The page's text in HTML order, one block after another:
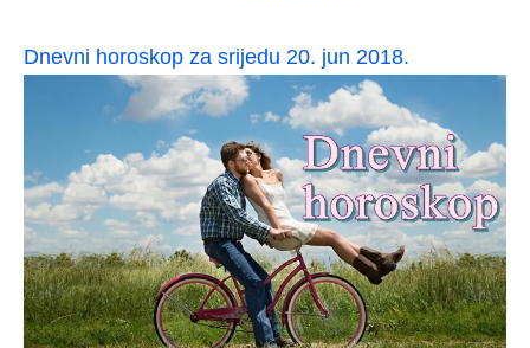
Dnevni horoskop za srijedu 20. jun 2018.